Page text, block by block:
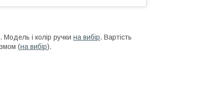
. Модель і колір ручки на вибір. Вартість
(на вибір).